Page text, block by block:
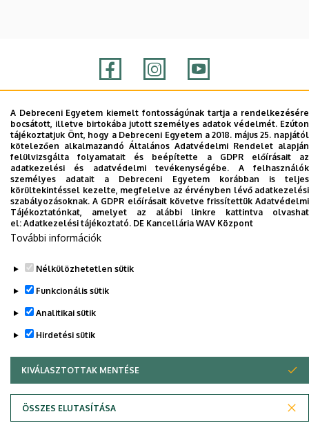
Adatvédelem
Adatvédelem
Szerzői jog © 2026 Unideb
A Debreceni Egyetem kiemelt fontosságúnak tartja a rendelkezésére
bocsátott, illetve birtokába jutott személyes adatok védelmét. Ezúton
tájékoztatjuk Önt, hogy a Debreceni Egyetem a 2018. május 25. napjától
kötelezően alkalmazandó Általános Adatvédelmi Rendelet alapján
felülvizsgálta folyamatait és beépítette a GDPR előírásait az
adatkezelési és adatvédelmi tevékenységébe. A felhasználók
személyes adatait a Debreceni Egyetem korábban is teljes
körültekintéssel kezelte, megfelelve az érvényben lévő adatkezelési
szabályozásoknak. A GDPR előírásait követve frissítettük Adatvédelmi
Tájékoztatónkat, amelyet az alábbi linkre kattintva olvashat
el: Adatkezelési tájékoztató. DE Kancellária WAV Központ
További információk
Nélkülözhetetlen sütik
Funkcionális sütik
Analitikai sütik
Hirdetési sütik
KIVÁLASZTOTTAK MENTÉSE
ÖSSZES ELUTASÍTÁSA
WITHDRAW CONSENT